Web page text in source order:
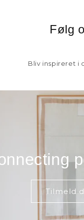
Følg
Bliv inspireret i
Tilmeld